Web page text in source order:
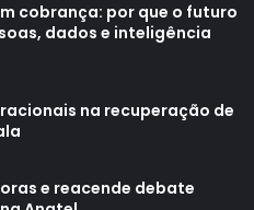
cobrança: por que o futuro
dados e inteligência
na recuperação de
e reacende debate